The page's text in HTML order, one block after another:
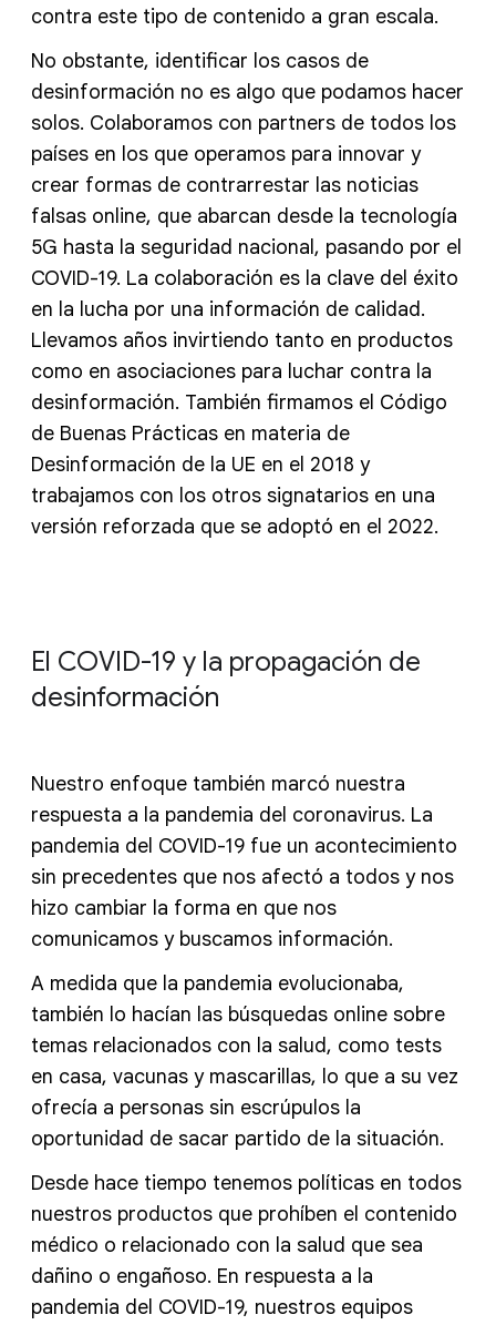
contra este tipo de contenido a gran escala.
No obstante, identificar los casos de
desinformación no es algo que podamos hacer
solos. Colaboramos con partners de todos los
países en los que operamos para innovar y
crear formas de contrarrestar las noticias
falsas online, que abarcan desde la tecnología
5G hasta la seguridad nacional, pasando por el
COVID-19. La colaboración es la clave del éxito
en la lucha por una información de calidad.
Llevamos años invirtiendo tanto en productos
como en asociaciones para luchar contra la
desinformación. También firmamos el Código
de Buenas Prácticas en materia de
Desinformación de la UE en el 2018 y
trabajamos con los otros signatarios en una
versión reforzada que se adoptó en el 2022.
El COVID-19 y la propagación de
desinformación
Nuestro enfoque también marcó nuestra
respuesta a la pandemia del coronavirus. La
pandemia del COVID-19 fue un acontecimiento
sin precedentes que nos afectó a todos y nos
hizo cambiar la forma en que nos
comunicamos y buscamos información.
A medida que la pandemia evolucionaba,
también lo hacían las búsquedas online sobre
temas relacionados con la salud, como tests
en casa, vacunas y mascarillas, lo que a su vez
ofrecía a personas sin escrúpulos la
oportunidad de sacar partido de la situación.
Desde hace tiempo tenemos políticas en todos
nuestros productos que prohíben el contenido
médico o relacionado con la salud que sea
dañino o engañoso. En respuesta a la
pandemia del COVID-19, nuestros equipos